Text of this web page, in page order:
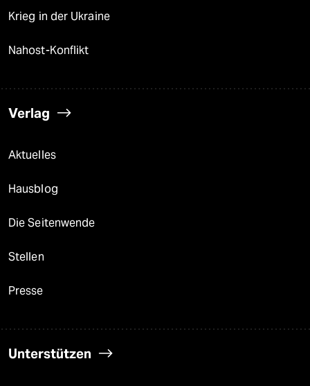
Krieg in der Ukraine
Nahost-Konflikt
Verlag
Aktuelles
Hausblog
Die Seitenwende
Stellen
Presse
Unterstützen